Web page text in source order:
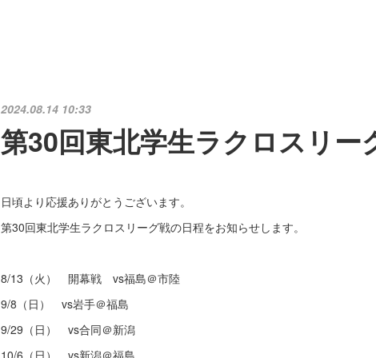
2024.08.14 10:33
第30回東北学生ラクロスリー
日頃より応援ありがとうございます。
第30回東北学生ラクロスリーグ戦の日程をお知らせします。
8/13（火） 開幕戦 vs福島＠市陸
9/8（日） vs岩手＠福島
9/29（日） vs合同＠新潟
10/6（日） vs新潟＠福島